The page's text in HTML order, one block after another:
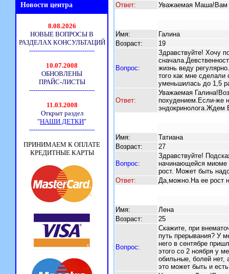
Ответ:
Уважаемая Маша!Вам
Имя:
Галина
Возраст:
19
Вопрос:
Здравствуйте! Хочу
жизнь веду
того как мне
уменьшилась до 1,5
Ответ:
Уважаемая
похудением.Если-же
эндокринолога.Ждем
Имя:
Татиана
Возраст:
27
Вопрос:
Здравствуйте!
начинающейся миоме
рост. Может быть
Ответ:
Да,можно.На ее рост
Имя:
Лена
Возраст:
25
Вопрос:
Скажите, при
путь прерывания? У
него в сентябре
этого со 2 ноября у
обильные, болей нет,
это может быть и
Новости центра